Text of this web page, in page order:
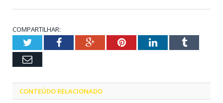
COMPARTILHAR:
TwitterFacebookGoogle+PinterestLinkedInTumblr
Email
CONTEÚDO RELACIONADO